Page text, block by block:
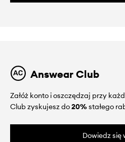
Answear Club
Załóż konto i oszczędzaj przy
Club zyskujesz do20%stałego
Dowiedz się